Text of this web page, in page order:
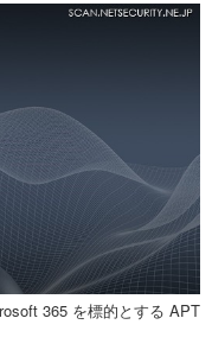
365 を標的とする APT